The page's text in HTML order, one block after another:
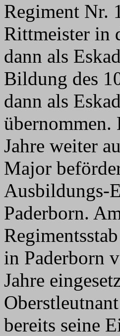
Regiment Nr.
Rittmeister in
dann als
Bildung des
dann als
übernommen.
Jahre weiter
Major
Ausbildungs-
Paderborn.
in Paderborn
Jahre
bereits seine